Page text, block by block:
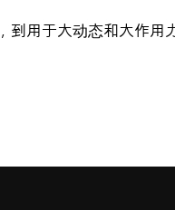
到用于大动态和大作用